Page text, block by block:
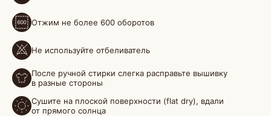
Отжим не более 600 оборотов
Не используйте отбеливатель
После ручной стирки слегка расправьте вышивку
в разные стороны
Сушите на плоской поверхности (flat dry), вдали
от прямого солнца
БОЛЕЕ 50 000 ДРУЗЕЙ VKARMANE ПО ВСЕЙ СТРАНЕ
Истории, которые мы носим «в кармане»